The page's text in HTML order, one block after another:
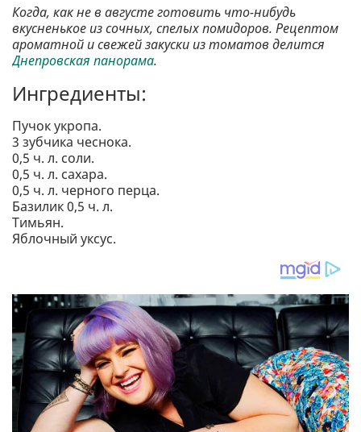
Когда, как не в августе готовить что-нибудь
вкусненькое из сочных, спелых помидоров. Рецептом
ароматной и свежей закуски из томатов делится
Днепровская панорама.
Ингредиенты:
Пучок укропа.
3 зубчика чеснока.
0,5 ч. л. соли.
0,5 ч. л. сахара.
0,5 ч. л. черного перца.
Базилик 0,5 ч. л.
Тимьян.
Яблочный уксус.